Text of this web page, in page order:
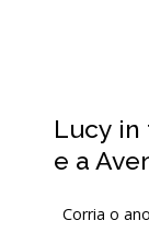
Acordos
e
colaboração
Lucy in
e a
Corria o